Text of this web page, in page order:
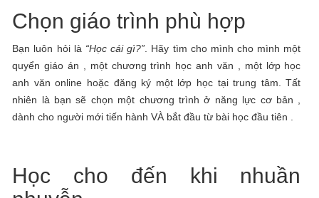
Chọn giáo trình phù hợp
Bạn luôn hỏi là “Học cái gì?” . Hãy tìm cho mình cho mình một
quyển giáo án , một chương trình học anh văn , một lớp học
anh văn online hoặc đăng ký một lớp học tại trung tâm. Tất
nhiên là bạn sẽ chọn một chương trình ở năng lực cơ bản ,
dành cho người mới tiến hành VÀ bắt đầu từ bài học đầu tiên .
Học cho đến khi nhuần